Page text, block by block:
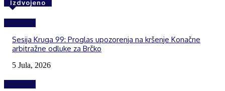
Izdvojeno
Sesija Kruga 99: Proglas upozorenja na kršenje Konačne
arbitražne odluke za Brčko
5 Jula, 2026